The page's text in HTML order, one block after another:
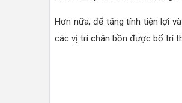
Hơn nữa, để tăng tính tiện lợi
các vị trí chân bồn được bố trí